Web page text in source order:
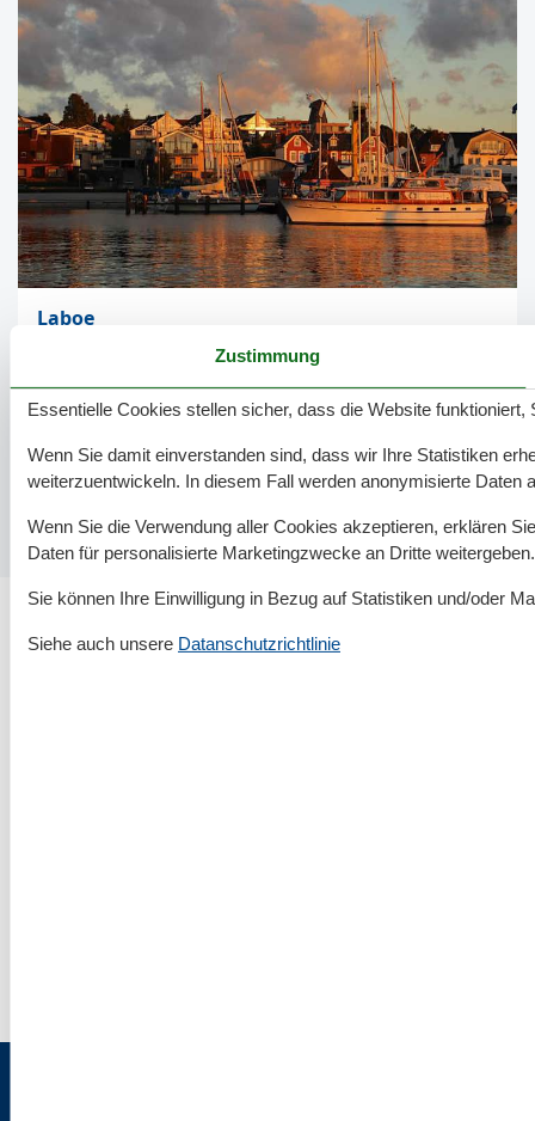
Laboe
Für perfekten Badespaß ist ein Urlaub in Laboe wie
geschaffen. Der Badestrand lädt Familien zur Erholung ein.
Feiner Sand und großflächige Sandbänke geben dem Ort
einen besonderen Charakter. Mit den Kleinen kann zum
Beispiel…
Weiterlesen
Zustimmung
Essentielle Cookies stellen sicher, dass die Website
Wenn Sie damit einverstanden sind, dass wir Ihre Statistiken
weiterzuentwickeln. In diesem Fall werden anonymisierte Daten
Wenn Sie die Verwendung aller Cookies akzeptieren, erklären
Daten für personalisierte Marketingzwecke an Dritte weitergeben.
Sie können Ihre Einwilligung in Bezug auf Statistiken und/oder
Siehe auch unsere Datanschutzrichtlinie